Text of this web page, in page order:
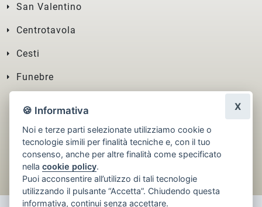
San Valentino
Centrotavola
Cesti
Funebre
🍪 Informativa
Noi e terze parti selezionate utilizziamo cookie o
tecnologie simili per finalità tecniche e, con il tuo
consenso, anche per altre finalità come specificato
nellacookie policy.
Puoi acconsentire all’utilizzo di tali tecnologie
utilizzando il pulsante “Accetta”. Chiudendo questa
informativa, continui senza accettare.
X